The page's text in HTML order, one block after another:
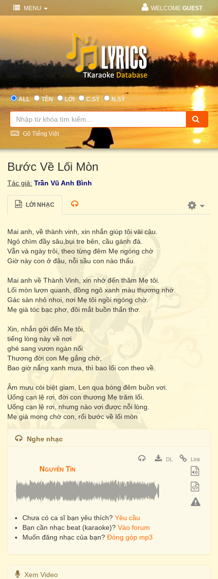
MENU WELCOME GUEST
ALL TÊN LỜI C.SỸ N.SỸ
Gõ Tiếng Việt
Bước Về Lối Mòn
Tác giả: Trần Vũ Anh Bình
LỜI NHẠC
Mai anh, về thành vinh, xin nhắn giúp tôi vài câu.
Ngỏ chìm đầy sâu,bụi tre bên, cầu gánh đá.
Vẫn và ngày trôi, theo từng đêm Mẹ ngóng chờ
Giờ này con ở đâu, nỗi sầu con nào thấu.
Mai anh về Thành Vinh, xin nhớ đến thăm Mẹ tôi.
Lối mòn lượn quanh, đồng ngô xanh màu thương nhớ.
Gác sàn nhỏ nhoi, nơi Mẹ tôi ngồi ngóng chờ.
Mẹ già tóc bạc phơ, đôi mắt buồn thẩn thơ.
Xin, nhắn gởi đến Mẹ tôi,
tiếng lòng này về nơi
ghé sang vươn ngàn nổi
Thương đời con Mẹ gắng chờ,
Bao giờ nắng xanh mưa, thì bao lối con theo về.
Âm mưu còi biệt giam, Len qua bóng đêm buồn vơi.
Uống cạn lệ rơi, đời con thương Mẹ trăm lối.
Uống cạn lệ rơi, nhưng nào vơi được nỗi lòng.
Mẹ già mong chờ con, rổi bước về lối mòn
Nghe nhạc
DL Link
Nguyễn Tín
Chưa có ca sĩ bạn yêu thích? Yêu cầu
Bạn cần nhạc beat (karaoke)? Vào forum
Muốn đăng nhạc của bạn? Đóng góp mp3
Xem Video